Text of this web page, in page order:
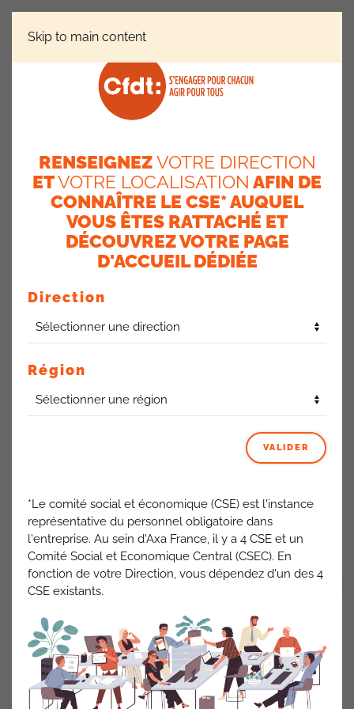
Skip to main content
AIP-AVI (AIP-ERPI)
À LA MUTUELLE AXA ?
Ai-je le droit à la mutuelle
AXA ?
22 janvier 2024
Salarié CDD / CDI :oui car salarié AXA,
Alternants :oui car salarié AXA,
non pas dans le groupe qui cotise.
ACTUALITÉS AXA FRANCE
PRÉCÉDENT SUIVANT
RENSEIGNEZVOTRE DIRECTION
ETVOTRE LOCALISATION AFIN DE
CONNAÎTRE LE CSE* AUQUEL
VOUS ÊTES RATTACHÉ ET
DÉCOUVREZ VOTRE PAGE
D'ACCUEIL DÉDIÉE
Direction
Région
VALIDER
*Le comité social et économique (CSE) est l'instance
représentative du personnel obligatoire dans
l'entreprise. Au sein d'Axa France, il y a 4 CSE et un
Comité Social et Economique Central (CSEC). En
fonction de votre Direction, vous dépendez d'un des 4
CSE existants.